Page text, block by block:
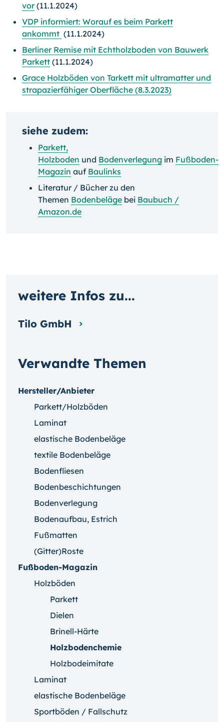
vor(11.1.2024)
VDP informiert: Worauf es beim Parkett
ankommt (11.1.2024)
Berliner Remise mit Echtholzboden von Bauwerk
Parkett (11.1.2024)
Grace Holzböden von Tarkett mit ultramatter und
strapazierfähiger Oberfläche (8.3.2023)
siehe zudem:
Parkett,
Holzboden und Bodenverlegung im Fußboden-
Magazin auf Baulinks
Literatur / Bücher zu den
Themen Bodenbeläge bei Baubuch /
Amazon.de
Verwandte Themen
Hersteller/Anbieter
Parkett/Holzböden
Laminat
elastische Bodenbeläge
textile Bodenbeläge
Bodenfliesen
Bodenbeschichtungen
Bodenverlegung
Bodenaufbau, Estrich
Fußmatten
(Gitter)Roste
Fußboden-Magazin
Holzböden
Parkett
Dielen
Brinell-Härte
Holzbodenchemie
Holzbodeimitate
Laminat
elastische Bodenbeläge
Sportböden / Fallschutz
weitere Infos zu...
Tilo GmbH